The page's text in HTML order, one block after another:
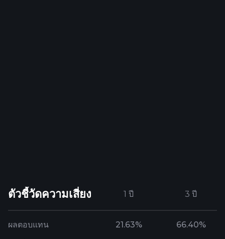
ตัวชี้วัดความเสี่ยง 1 ปี 3 ปี
ผลตอบแทน 21.63% 66.40%